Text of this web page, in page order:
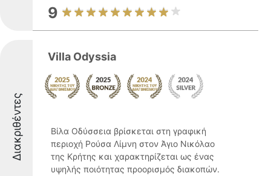
9
Διακριθέντες
Villa Odyssia
Βίλα Οδύσσεια βρίσκεται στη γραφική
περιοχή Ρούσα Λίμνη στον Άγιο Νικόλαο
της Κρήτης και χαρακτηρίζεται ως ένας
υψηλής ποιότητας προορισμός διακοπών.